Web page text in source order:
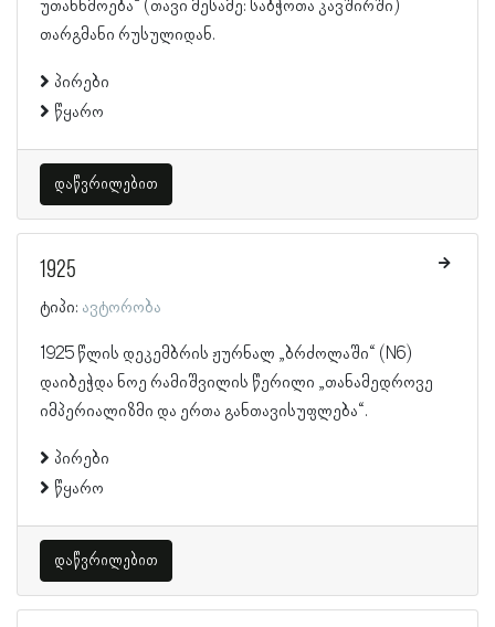
უთანხმოება“ (თავი მესამე: საბჭოთა კავშირში)
თარგმანი რუსულიდან.
პირები
წყარო
დაწვრილებით
1925
ტიპი: ავტორობა
1925 წლის დეკემბრის ჟურნალ „ბრძოლაში“ (N6)
დაიბეჭდა ნოე რამიშვილის წერილი „თანამედროვე
იმპერიალიზმი და ერთა განთავისუფლება“.
პირები
წყარო
დაწვრილებით